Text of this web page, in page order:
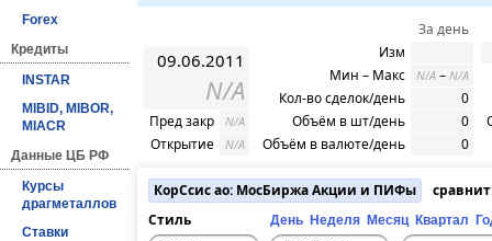
Forex
Кредиты
INSTAR
MIBID, MIBOR,
MIACR
Данные ЦБ РФ
Курсы
драгметаллов
Ставки
09.06.2011
N/A
Пред закр N/A
Открытие N/A
За день
Изм
Мин – Макс
N/A – N/A
Кол-во сделок/день
0
Объём в шт/день
0
Объём в валюте/день
0
КорСсис ао: МосБиржа Акции и ПИФы
Стиль
День Неделя Месяц Квартал